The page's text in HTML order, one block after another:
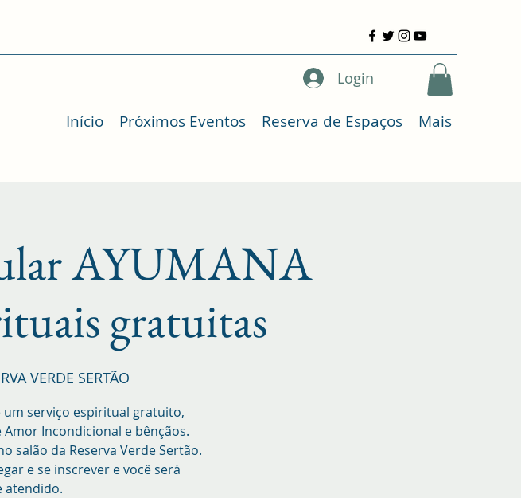
Login
Início Próximos Eventos Reserva de Espaços Mais
AYUMANA
gratuitas
VERDE SERTÃO
serviço espiritual gratuito,
Incondicional e bênçãos.
salão da Reserva Verde Sertão.
e se inscrever e você será
atendido.